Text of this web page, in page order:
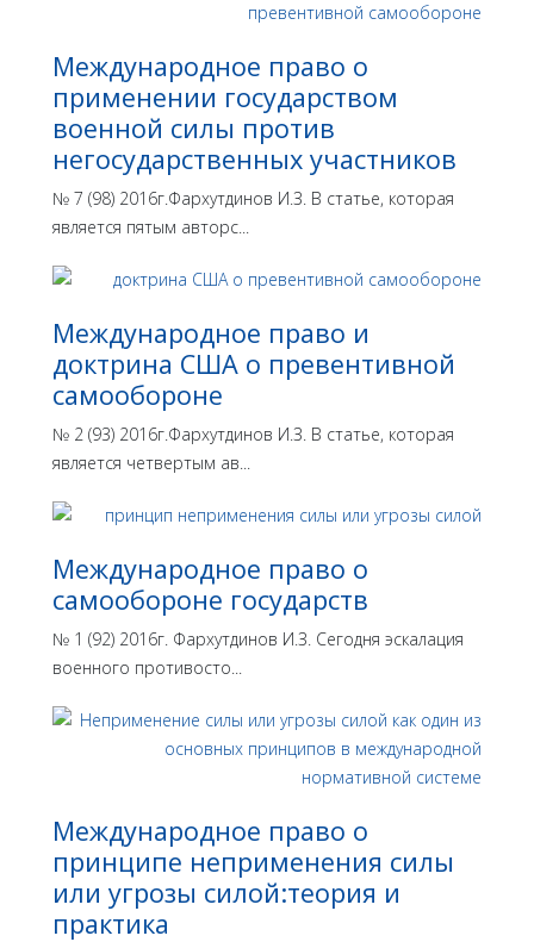
Международное право о
применении государством
военной силы против
негосударственных участников
№ 7 (98) 2016г.Фархутдинов И.З. В статье, которая
является пятым авторс...
Международное право и
доктрина США о превентивной
самообороне
№ 2 (93) 2016г.Фархутдинов И.З. В статье, которая
является четвертым ав...
Международное право о
самообороне государств
№ 1 (92) 2016г. Фархутдинов И.З. Сегодня эскалация
военного противосто...
Международное право о
принципе неприменения силы
или угрозы силой:теория и
практика